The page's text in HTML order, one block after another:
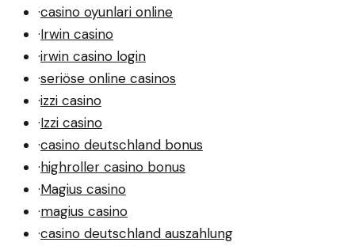
·casino oyunlari online
·Irwin casino
·irwin casino login
·seriöse online casinos
·izzi casino
·Izzi casino
·casino deutschland bonus
·highroller casino bonus
·Magius casino
·magius casino
·casino deutschland auszahlung